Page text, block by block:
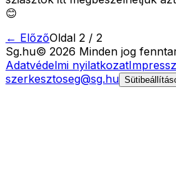
😊
← ElőzőOldal 2 / 2
Sg.hu© 2026 Minden jog
Adatvédelmi nyilatkozat
szerkesztoseg@sg.hu